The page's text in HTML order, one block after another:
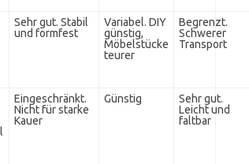
Sehr gut. Stabil
und formfest
Variabel. DIY
günstig,
Möbelstücke
teurer
Begrenzt.
Schwerer
Transport
Eingeschränkt.
Nicht für starke
Kauer
Günstig
Sehr gut.
Leicht und
faltbar